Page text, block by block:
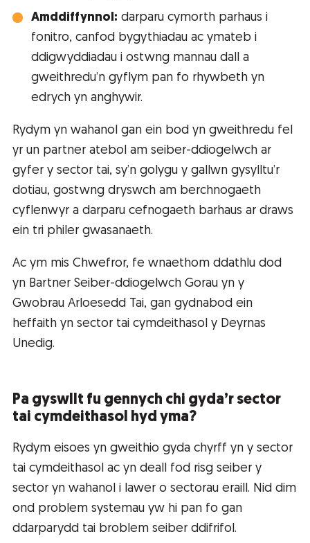
Amddiffynnol: darparu cymorth parhaus i
fonitro, canfod bygythiadau ac ymateb i
ddigwyddiadau i ostwng mannau dall a
gweithredu’n gyflym pan fo rhywbeth yn
edrych yn anghywir.
Rydym yn wahanol gan ein bod yn gweithredu fel
yr un partner atebol am seiber-ddiogelwch ar
gyfer y sector tai, sy’n golygu y gallwn gysylltu’r
dotiau, gostwng dryswch am berchnogaeth
cyflenwyr a darparu cefnogaeth barhaus ar draws
ein tri philer gwasanaeth.
Ac ym mis Chwefror, fe wnaethom ddathlu dod
yn Bartner Seiber-ddiogelwch Gorau yn y
Gwobrau Arloesedd Tai, gan gydnabod ein
heffaith yn sector tai cymdeithasol y Deyrnas
Unedig.
Pa gyswllt fu gennych chi gyda’r sector
tai cymdeithasol hyd yma?
Rydym eisoes yn gweithio gyda chyrff yn y sector
tai cymdeithasol ac yn deall fod risg seiber y
sector yn wahanol i lawer o sectorau eraill. Nid dim
ond problem systemau yw hi pan fo gan
ddarparydd tai broblem seiber ddifrifol.